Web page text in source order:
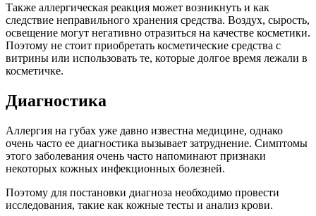
Также аллергическая реакция может возникнуть и как
следствие неправильного хранения средства. Воздух, сырость,
освещение могут негативно отразиться на качестве косметики.
Поэтому не стоит приобретать косметические средства с
витрины или использовать те, которые долгое время лежали в
косметичке.
Диагностика
Аллергия на губах уже давно известна медицине, однако
очень часто ее диагностика вызывает затруднение. Симптомы
этого заболевания очень часто напоминают признаки
некоторых кожных инфекционных болезней.
Поэтому для постановки диагноза необходимо провести
исследования, такие как кожные тесты и анализ крови.